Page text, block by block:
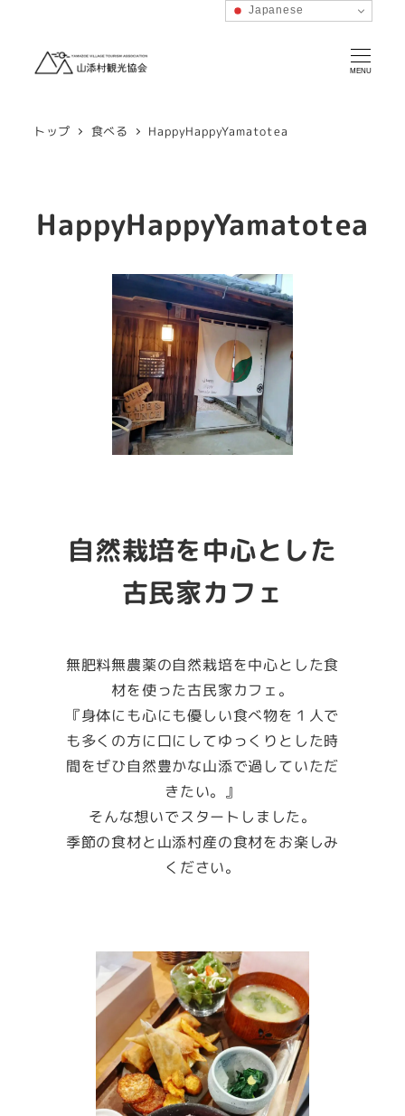
MENU
トップ 食べる HappyHappyYamatotea
HappyHappyYamatotea
自然栽培を中心とした
古民家カフェ
無肥料無農薬の自然栽培を中心とした食
材を使った古民家カフェ。
『身体にも心にも優しい食べ物を１人で
も多くの方に口にしてゆっくりとした時
間をぜひ自然豊かな山添で過していただ
きたい。』
そんな想いでスタートしました。
季節の食材と山添村産の食材をお楽しみ
ください。
Japanese